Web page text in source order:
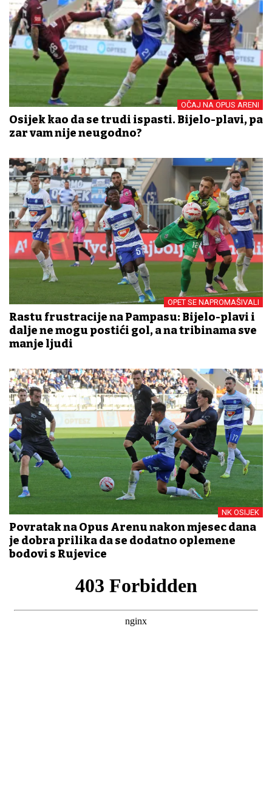
OČAJ NA OPUS ARENI
Osijek kao da se trudi ispasti. Bijelo-plavi, pa
zar vam nije neugodno?
OPET SE NAPROMAŠIVALI
Rastu frustracije na Pampasu: Bijelo-plavi i
dalje ne mogu postići gol, a na tribinama sve
manje ljudi
NK OSIJEK
Povratak na Opus Arenu nakon mjesec dana
je dobra prilika da se dodatno oplemene
bodovi s Rujevice